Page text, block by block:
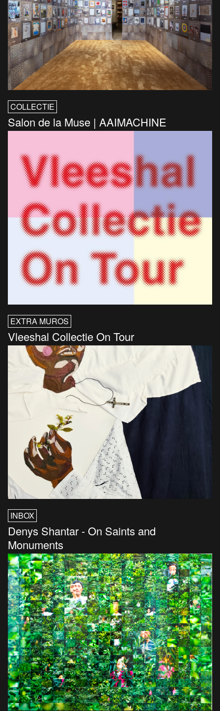
COLLECTIE
Salon de la Muse | AAIMACHINE
EXTRA MUROS
Vleeshal Collectie On Tour
INBOX
Denys Shantar - On Saints and
Monuments